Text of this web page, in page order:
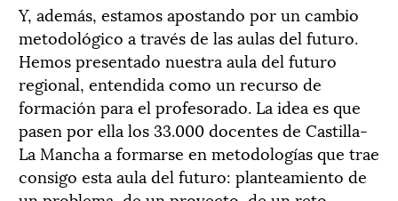
Y, además, estamos apostando por un cambio
metodológico a través de las aulas del futuro.
Hemos presentado nuestra aula del futuro
regional, entendida como un recurso de
formación para el profesorado. La idea es que
pasen por ella los 33.000 docentes de Castilla-
La Mancha a formarse en metodologías que trae
consigo esta aula del futuro: planteamiento de